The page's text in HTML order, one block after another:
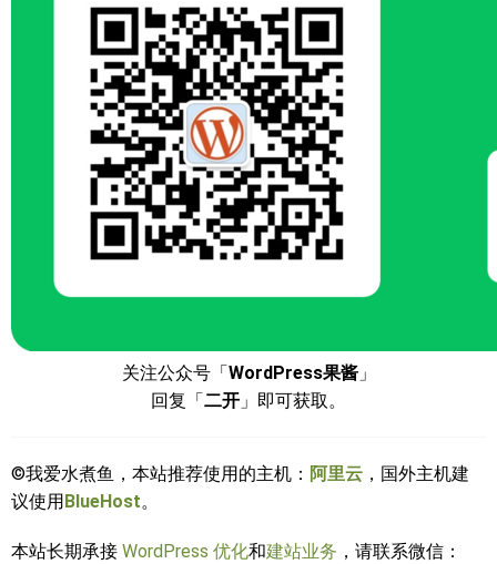
关注公众号「WordPress果酱」
回复「二开 」即可获取。
©我爱水煮鱼，本站推荐使用的主机： 阿里云 ，国外主机建
议使用BlueHost。
本站长期承接 WordPress 优化和建站业务 ，请联系微信：